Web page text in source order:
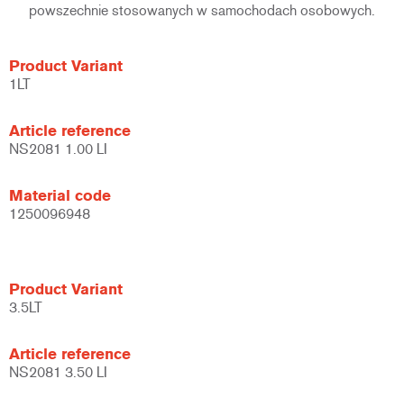
powszechnie stosowanych w samochodach osobowych.
Product Variant
1LT
Article reference
NS2081 1.00 LI
Material code
1250096948
Product Variant
3.5LT
Article reference
NS2081 3.50 LI